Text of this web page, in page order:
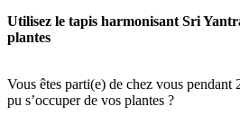
Utilisez le tapis harmonisant Sri
plantes
Vous êtes parti(e) de chez vous pendant
pu s’occuper de vos plantes ?